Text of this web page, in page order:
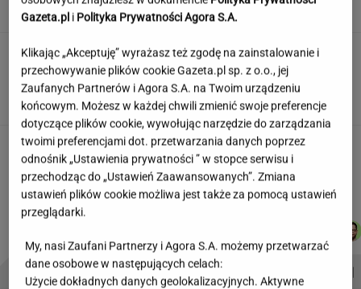
MATERIAŁ PROMOCYJNY
Siedem lat gehenny. "Spłacamy
kredyty za mieszkania, w których mieszkają
ludzie dewelopera"
SUBSKRYPCJA
Ciągnie cię do niedostępnych osób?
Psychologia mówi o powodach
PROBLEMY POLSKICH SIATKARZY ZNAK Z '30'
Gazeta.pl i Polityka Prywatności Agora S.A.
Klikając „Akceptuję” wyrażasz też zgodę na zainstalowanie i
przechowywanie plików cookie Gazeta.pl sp. z o.o., jej
Zaufanych Partnerów i Agora S.A. na Twoim urządzeniu
końcowym. Możesz w każdej chwili zmienić swoje preferencje
dotyczące plików cookie, wywołując narzędzie do zarządzania
twoimi preferencjami dot. przetwarzania danych poprzez
odnośnik „Ustawienia prywatności ” w stopce serwisu i
przechodząc do „Ustawień Zaawansowanych”. Zmiana
ustawień plików cookie możliwa jest także za pomocą ustawień
przeglądarki.
My, nasi Zaufani Partnerzy i Agora S.A. możemy przetwarzać
dane osobowe w następujących celach:
Użycie dokładnych danych geolokalizacyjnych. Aktywne